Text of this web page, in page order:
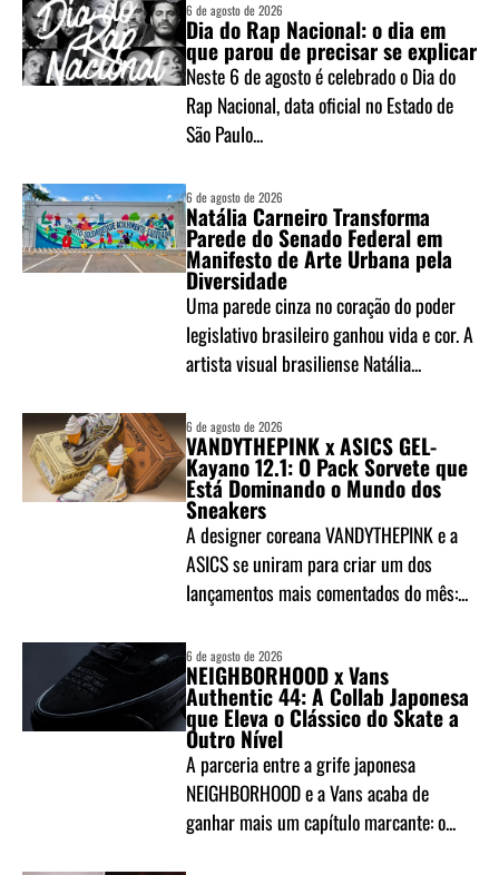
6 de agosto de 2026
Dia do Rap Nacional: o dia em
que parou de precisar se explicar
Neste 6 de agosto é celebrado o Dia do
Rap Nacional, data oficial no Estado de
São Paulo...
6 de agosto de 2026
Natália Carneiro Transforma
Parede do Senado Federal em
Manifesto de Arte Urbana pela
Diversidade
Uma parede cinza no coração do poder
legislativo brasileiro ganhou vida e cor. A
artista visual brasiliense Natália...
6 de agosto de 2026
VANDYTHEPINK x ASICS GEL-
Kayano 12.1: O Pack Sorvete que
Está Dominando o Mundo dos
Sneakers
A designer coreana VANDYTHEPINK e a
ASICS se uniram para criar um dos
lançamentos mais comentados do mês:...
6 de agosto de 2026
NEIGHBORHOOD x Vans
Authentic 44: A Collab Japonesa
que Eleva o Clássico do Skate a
Outro Nível
A parceria entre a grife japonesa
NEIGHBORHOOD e a Vans acaba de
ganhar mais um capítulo marcante: o...